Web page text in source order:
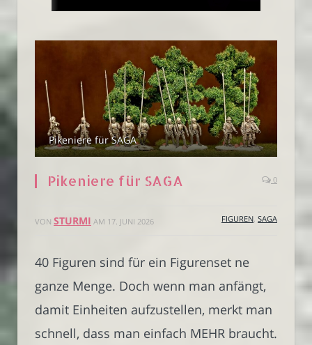
Pikeniere für SAGA
Pikeniere für SAGA 0
VON STURMI AM 17. JUNI 2026 FIGUREN SAGA
40 Figuren sind für ein Figurenset ne
ganze Menge. Doch wenn man anfängt,
damit Einheiten aufzustellen, merkt man
schnell, dass man einfach MEHR braucht.